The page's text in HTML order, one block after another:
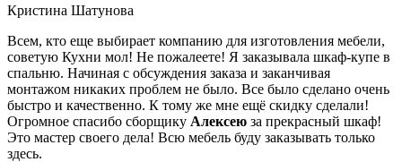
Кристина Шатунова
Всем, кто еще выбирает компанию для изготовления мебели,
советую Кухни мол! Не пожалеете! Я заказывала шкаф-купе в
спальню. Начиная с обсуждения заказа и заканчивая
монтажом никаких проблем не было. Все было сделано очень
быстро и качественно. К тому же мне ещё скидку сделали!
Огромное спасибо сборщику Алексею за прекрасный шкаф!
Это мастер своего дела! Всю мебель буду заказывать только
здесь.